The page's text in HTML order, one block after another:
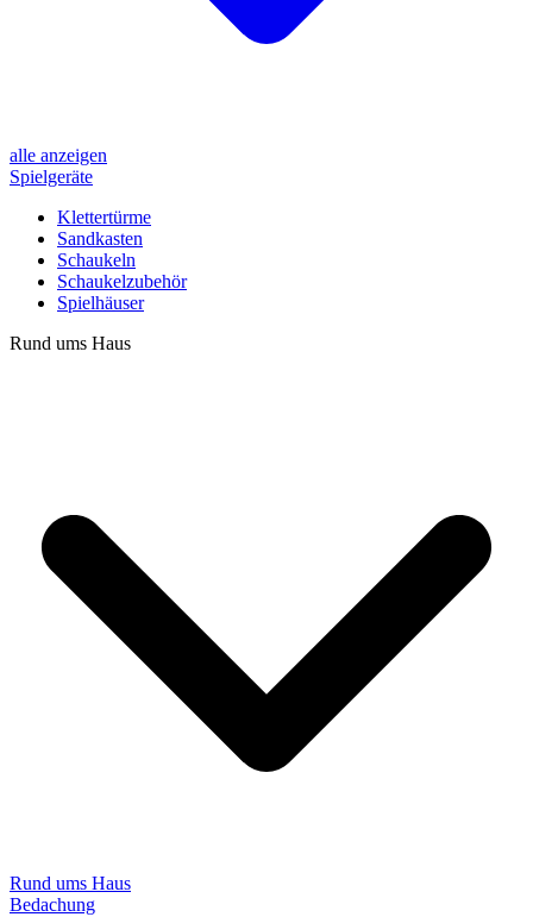
alle anzeigen
Spielgeräte
Klettertürme
Sandkasten
Schaukeln
Schaukelzubehör
Spielhäuser
Rund ums Haus
Rund ums Haus
Bedachung